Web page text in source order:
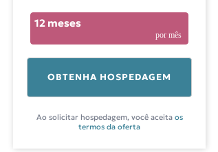
12 meses
por mês
OBTENHA HOSPEDAGEM
Ao solicitar hospedagem, você aceita os
termos da oferta